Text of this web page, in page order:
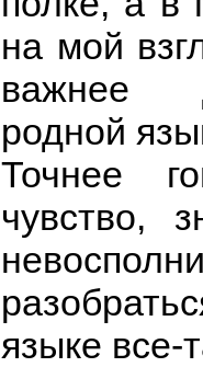
на мой
важнее
родной
Точнее
чувство,
языке все-